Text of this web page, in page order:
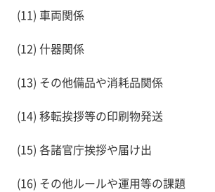
(11) 車両関係
(12) 什器関係
(13) その他備品や消耗品関係
(14) 移転挨拶等の印刷物発送
(15) 各諸官庁挨拶や届け出
(16) その他ルールや運用等の課題